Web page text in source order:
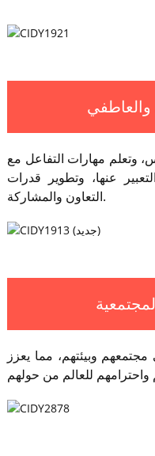
والعاطفي
وتعلم مهارات التفاعل مع
عنها، وتطوير قدرات
التعاون والمشاركة.
وبيئتهم، مما يعزز